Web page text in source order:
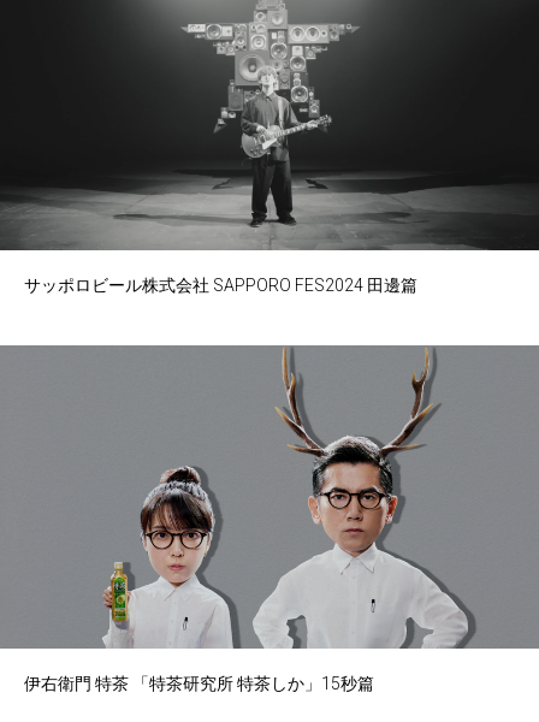
サッポロビール株式会社 SAPPORO FES2024 田邊篇
伊右衛門 特茶 「特茶研究所 特茶しか」15秒篇